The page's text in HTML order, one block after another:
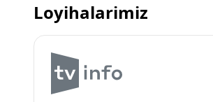
Loyihalarimiz